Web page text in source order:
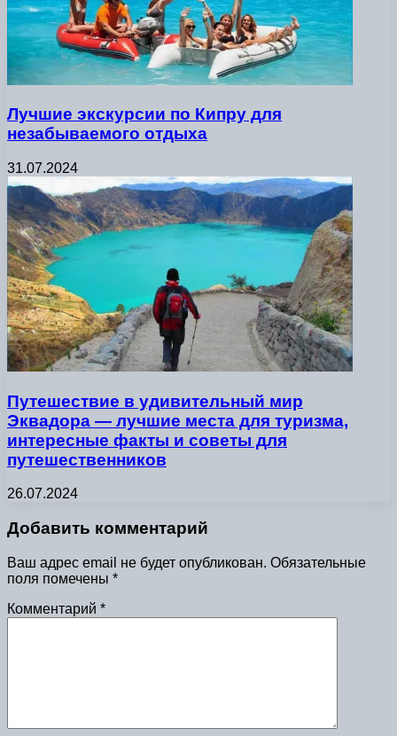
Лучшие экскурсии по Кипру для
незабываемого отдыха
31.07.2024
Путешествие в удивительный мир
Эквадора — лучшие места для туризма,
интересные факты и советы для
путешественников
26.07.2024
Добавить комментарий
Ваш адрес email не будет опубликован. Обязательные
поля помечены *
Комментарий *